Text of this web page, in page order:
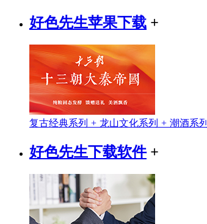
好色先生苹果下载 +
复古经典系列 + 龙山文化系列 + 潮酒系列
好色先生下载软件+